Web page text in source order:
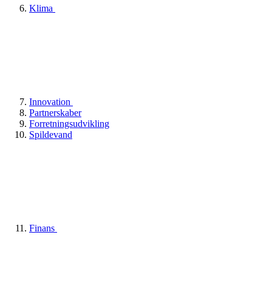
Klima
Innovation
Partnerskaber
Forretningsudvikling
Spildevand
Finans